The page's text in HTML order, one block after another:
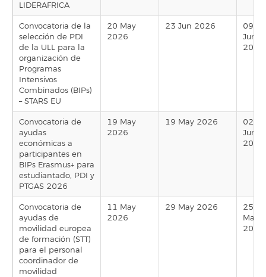
LIDERAFRICA
Convocatoria de la
selección de PDI
de la ULL para la
organización de
Programas
Intensivos
Combinados (BIPs)
– STARS EU
20 May
2026
23 Jun 2026
09
Jun
2026
Convocatoria de
ayudas
económicas a
participantes en
BIPs Erasmus+ para
estudiantado, PDI y
PTGAS 2026
19 May
2026
19 May 2026
02
Jun
2026
Convocatoria de
ayudas de
movilidad europea
de formación (STT)
para el personal
coordinador de
movilidad
11 May
2026
29 May 2026
25
May
2026